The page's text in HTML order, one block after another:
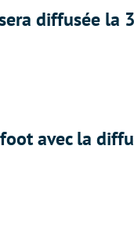
diffusée la
avec la